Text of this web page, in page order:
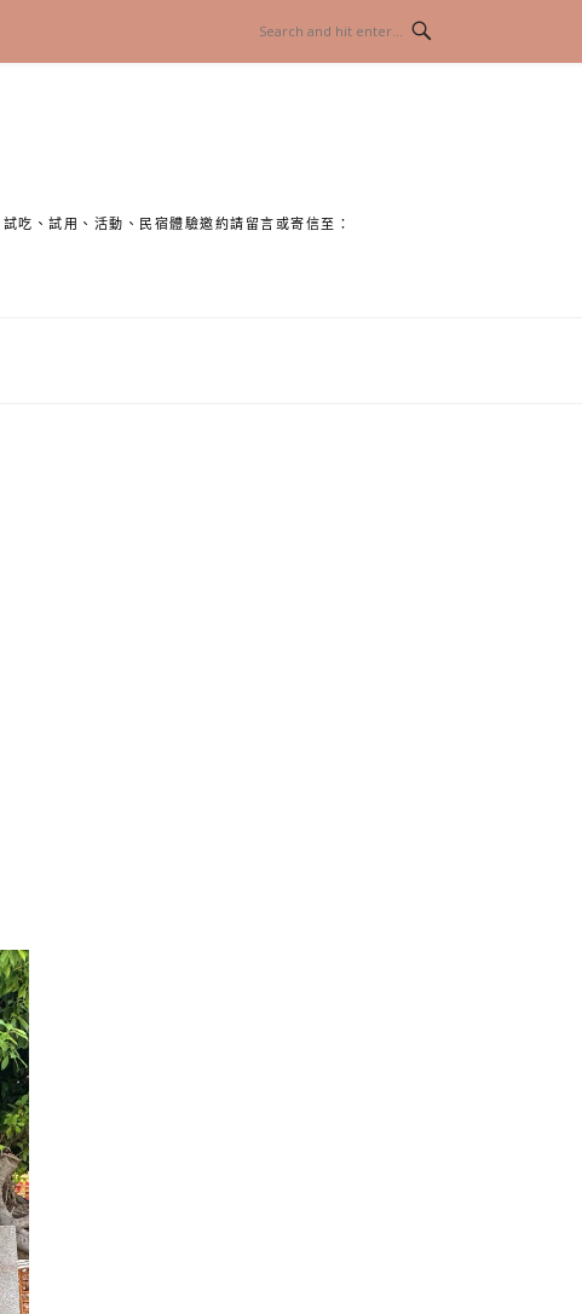
吃、試用、活動、民宿體驗邀約請留言或寄信至：